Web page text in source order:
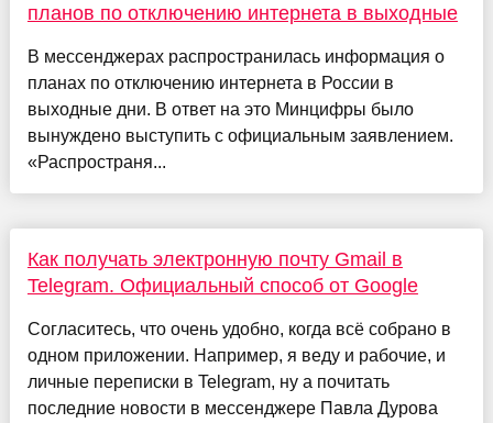
планов по отключению интернета в выходные
В мессенджерах распространилась информация о
планах по отключению интернета в России в
выходные дни. В ответ на это Минцифры было
вынуждено выступить с официальным заявлением.
«Распространя...
Как получать электронную почту Gmail в
Telegram. Официальный способ от Google
Согласитесь, что очень удобно, когда всё собрано в
одном приложении. Например, я веду и рабочие, и
личные переписки в Telegram, ну а почитать
последние новости в мессенджере Павла Дурова